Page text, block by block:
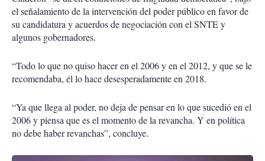
el señalamiento de la intervención del poder público en favor de
su candidatura y acuerdos de negociación con el SNTE y
algunos gobernadores.
“Todo lo que no quiso hacer en el 2006 y en el 2012, y que se le
recomendaba, él lo hace desesperadamente en 2018.
“Ya que llega al poder, no deja de pensar en lo que sucedió en el
2006 y piensa que es el momento de la revancha. Y en política
no debe haber revanchas”, concluye.